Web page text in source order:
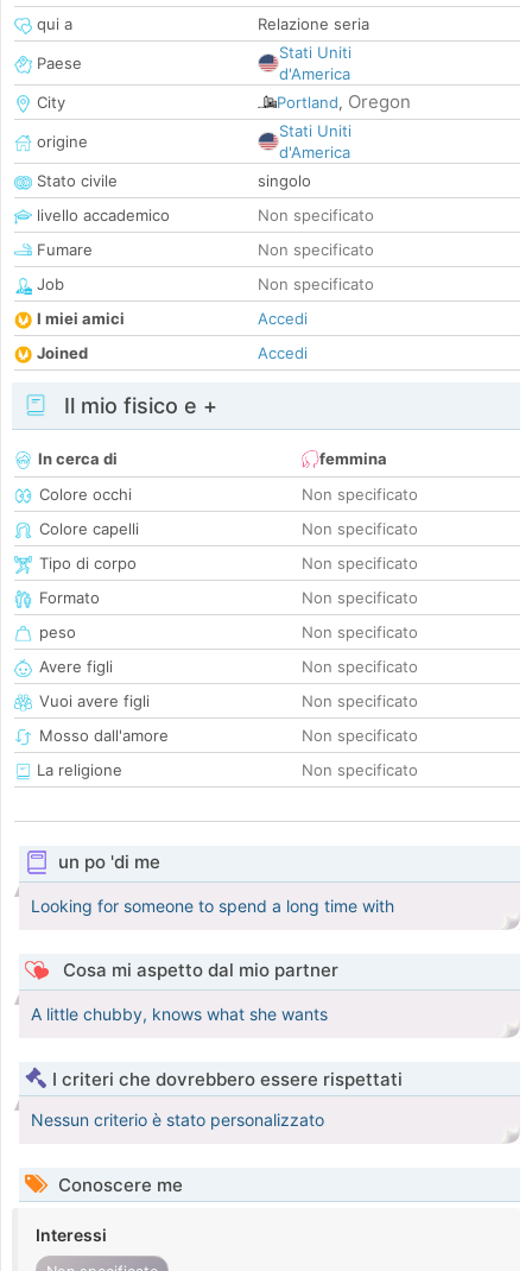
qui a
Relazione seria
Paese
Stati Uniti
d'America
City
Portland, Oregon
origine
Stati Uniti
d'America
Stato civile
singolo
livello accademico
Non specificato
Fumare
Non specificato
Job
Non specificato
I miei amici
Accedi
Joined
Accedi
Il mio fisico e +
In cerca di
femmina
Colore occhi
Non specificato
Colore capelli
Non specificato
Tipo di corpo
Non specificato
Formato
Non specificato
peso
Non specificato
Avere figli
Non specificato
Vuoi avere figli
Non specificato
Mosso dall'amore
Non specificato
La religione
Non specificato
un po 'di me
Looking for someone to spend a long time with
Cosa mi aspetto dal mio partner
A little chubby, knows what she wants
I criteri che dovrebbero essere rispettati
Nessun criterio è stato personalizzato
Conoscere me
Interessi